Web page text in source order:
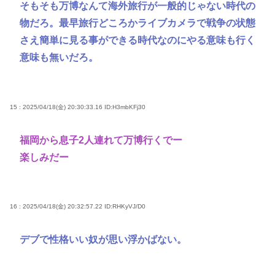
そもそも万博なんて海外旅行が一般的じゃない時代の
物だろ。最早旅行どころかライブカメラで戦争の状態
さえ簡単に見る事ができる時代なのにやる意味も行く
意味も無いだろ。
15 : 2025/04/18(金) 20:30:33.16 ID:H3mbKFj30
福岡から息子2人連れて万博行くでー
楽しみだー
16 : 2025/04/18(金) 20:32:57.22 ID:RHKyVJ/D0
デブで性格いい奴が思い浮かばない。